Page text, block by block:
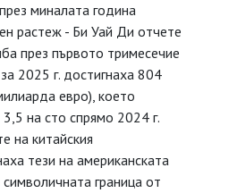
миналата година
растеж - Би Уай Ди отчете
през първото тримесечие
2025 г. достигнаха 804
евро), което
на сто спрямо 2024 г.
на китайския
тези на американската
граница от